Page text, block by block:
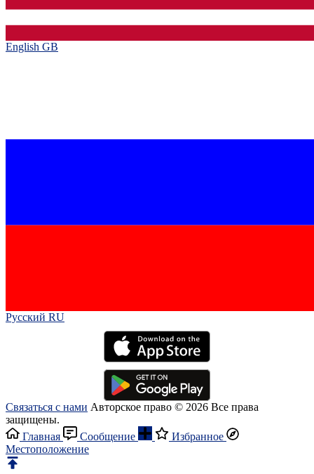
English GB‎
Русский RU‎
Связаться с нами Авторское право © 2026 Все права
защищены.
Главная
Сообщение
Избранное
Местоположение